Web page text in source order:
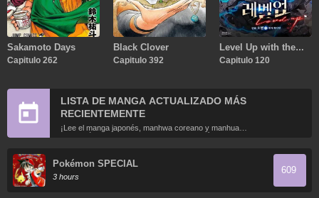
Sakamoto Days
Capitulo 262
Black Clover
Capitulo 392
Level Up with the
Gods
Capitulo 120
LISTA DE MANGA ACTUALIZADO MÁS
RECIENTEMENTE
¡Lee el manga japonés, manhwa coreano y manhua
chino más recientemente actualizados en línea gratis!
Pokémon SPECIAL
3 hours
609